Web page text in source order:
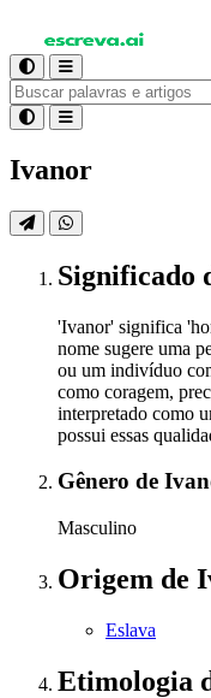
Ivanor
Significado
'Ivanor' significa
nome sugere uma
ou um indivíduo
como coragem,
interpretado como
possui essas
Gênero de
Masculino
Origem de
Eslava
Etimologia